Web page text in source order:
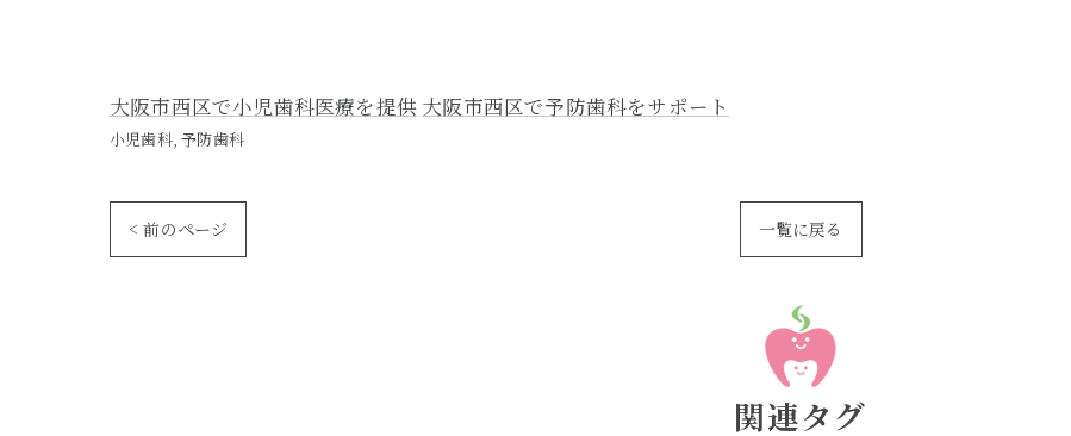
大阪市西区で小児歯科医療を提供 大阪市西区で予防歯科をサポート
小児歯科 予防歯科
< 前のページ 一覧に戻る
関連タグ